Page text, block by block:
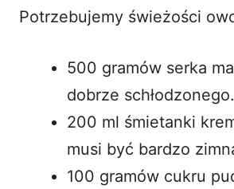
Potrzebujemy świeżości
500 gramów serka
dobrze schłodzonego.
200 ml śmietanki
musi być bardzo
100 gramów cukru